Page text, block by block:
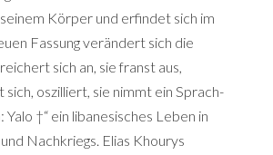
Körper und erfindet sich im
Fassung verändert sich die
sich an, sie franst aus,
oszilliert, sie nimmt ein Sprach-
Yalo †“ ein libanesisches Leben in
Nachkriegs. Elias Khourys